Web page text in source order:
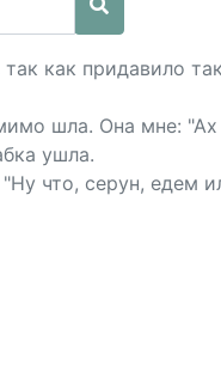
как придавило
шла. Она мне:
ушла.
что, серун, едем